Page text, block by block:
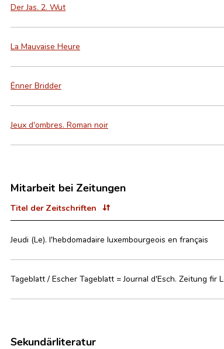
Der Jas. 2. Wut
La Mauvaise Heure
Ënner Bridder
Jeux d'ombres. Roman noir
Mitarbeit bei Zeitungen
Titel der Zeitschriften
Jeudi (Le). l'hebdomadaire luxembourgeois en français
Tageblatt / Escher Tageblatt = Journal d'Esch. Zeitung fir
Sekundärliteratur